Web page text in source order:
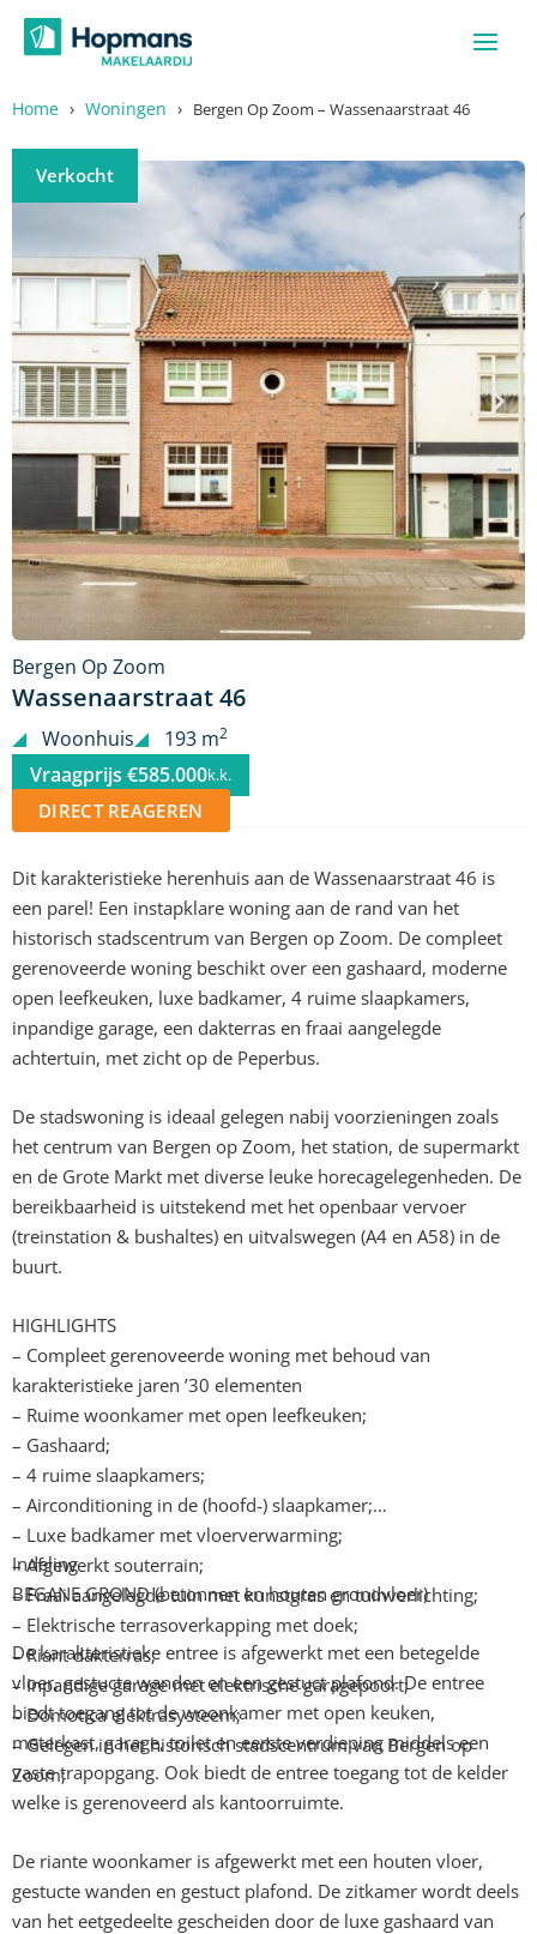
naar
inhoud
Home › Woningen › Bergen Op Zoom – Wassenaarstraat 46
Verkocht
Bergen Op Zoom
Wassenaarstraat 46
Woonhuis 193 m2
Vraagprijs €585.000k.k.
DIRECT REAGEREN
Dit karakteristieke herenhuis aan de Wassenaarstraat 46 is
een parel! Een instapklare woning aan de rand van het
historisch stadscentrum van Bergen op Zoom. De compleet
gerenoveerde woning beschikt over een gashaard, moderne
open leefkeuken, luxe badkamer, 4 ruime slaapkamers,
inpandige garage, een dakterras en fraai aangelegde
achtertuin, met zicht op de Peperbus.
De stadswoning is ideaal gelegen nabij voorzieningen zoals
het centrum van Bergen op Zoom, het station, de supermarkt
en de Grote Markt met diverse leuke horecagelegenheden. De
bereikbaarheid is uitstekend met het openbaar vervoer
(treinstation & bushaltes) en uitvalswegen (A4 en A58) in de
buurt.
HIGHLIGHTS
– Compleet gerenoveerde woning met behoud van
karakteristieke jaren ’30 elementen
– Ruime woonkamer met open leefkeuken;
– Gashaard;
– 4 ruime slaapkamers;
– Airconditioning in de (hoofd-) slaapkamer;
– Luxe badkamer met vloerverwarming;
– Afgewerkt souterrain;
– Fraai aangelegde tuin met kunstgras en tuinverlichting;
– Elektrische terrasoverkapping met doek;
– Riant dakterras;
– Inpandige garage met elektrische garagepoort;
– Domotica elektrasysteem;
– Gelegen in het historisch stadscentrum van Bergen op
Zoom;
Indeling
BEGANE GROND (betonnen en houten grondvloer)
De karakteristieke entree is afgewerkt met een betegelde
vloer, gestucte wanden en een gestuct plafond. De entree
biedt toegang tot de woonkamer met open keuken,
meterkast, garage, toilet en eerste verdieping middels een
vaste trapopgang. Ook biedt de entree toegang tot de kelder
welke is gerenoveerd als kantoorruimte.
De riante woonkamer is afgewerkt met een houten vloer,
gestucte wanden en gestuct plafond. De zitkamer wordt deels
van het eetgedeelte gescheiden door de luxe gashaard van